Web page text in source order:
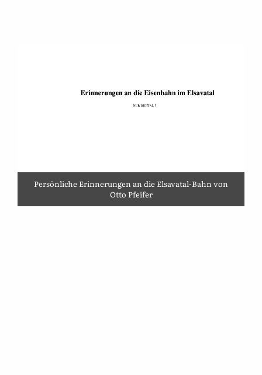
Persönliche Erinnerungen an die Elsavatal-Bahn von
Otto Pfeifer